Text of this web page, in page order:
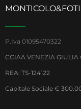
P.Iva 01095470322
CCIAA VENEZIA GIULIA
REA: TS-124122
Capitale Sociale €